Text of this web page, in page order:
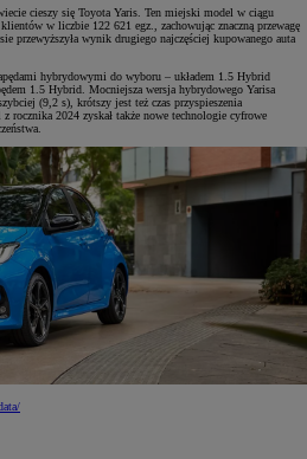
cieszy się Toyota Yaris. Ten miejski model w ciągu
w liczbie 122 621 egz., zachowując znaczną przewagę
przewyższyła wynik drugiego najczęściej kupowanego auta
hybrydowymi do wyboru – układem 1.5 Hybrid
1.5 Hybrid. Mocniejsza wersja hybrydowego Yarisa
(9,2 s), krótszy jest też czas przyspieszenia
rocznika 2024 zyskał także nowe technologie cyfrowe